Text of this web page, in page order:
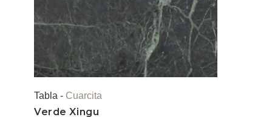
Tabla - Cuarcita
Verde Xingu